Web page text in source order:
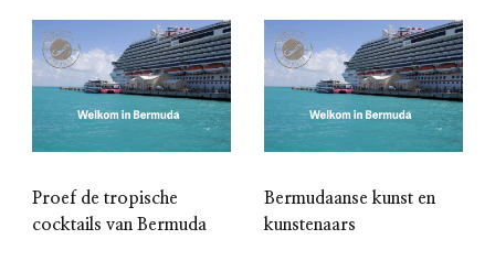
Proef de tropische
cocktails van Bermuda
Bermudaanse kunst en
kunstenaars